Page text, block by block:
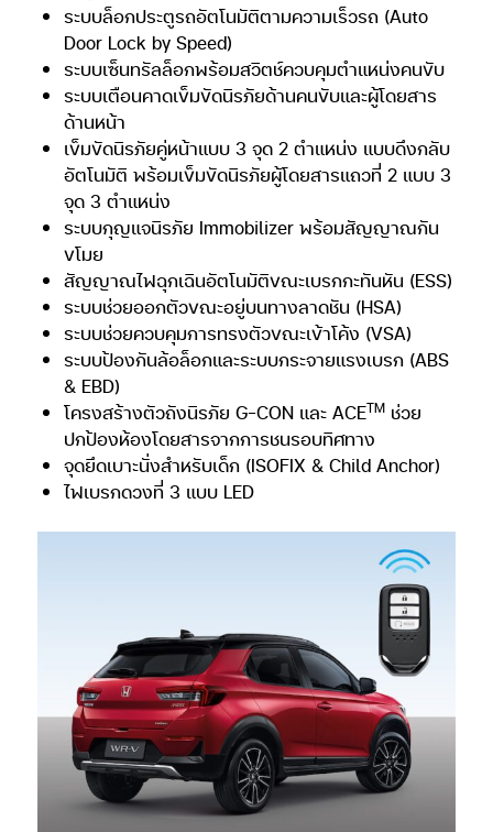
ระบบล็อกประตูรถอัตโนมัติตามความเร็วรถ (Auto
Door Lock by Speed)
ระบบเซ็นทรัลล็อกพร้อมสวิตช์ควบคุมตำแหน่งคนขับ
ระบบเตือนคาดเข็มขัดนิรภัยด้านคนขับและผู้โดยสาร
ด้านหน้า
เข็มขัดนิรภัยคู่หน้าแบบ 3 จุด 2 ตำแหน่ง แบบดึงกลับ
อัตโนมัติ พร้อมเข็มขัดนิรภัยผู้โดยสารแถวที่ 2 แบบ 3
จุด 3 ตำแหน่ง
ระบบกุญแจนิรภัย Immobilizer พร้อมสัญญาณกัน
ขโมย
สัญญาณไฟฉุกเฉินอัตโนมัติขณะเบรกกะทันหัน (ESS)
ระบบช่วยออกตัวขณะอยู่บนทางลาดชัน (HSA)
ระบบช่วยควบคุมการทรงตัวขณะเข้าโค้ง (VSA)
ระบบป้องกันล้อล็อกและระบบกระจายแรงเบรก (ABS
& EBD)
โครงสร้างตัวถังนิรภัย G-CON และ ACETMช่วย
ปกป้องห้องโดยสารจากการชนรอบทิศทาง
จุดยึดเบาะนั่งสำหรับเด็ก (ISOFIX & Child Anchor)
ไฟเบรกดวงที่ 3 แบบ LED